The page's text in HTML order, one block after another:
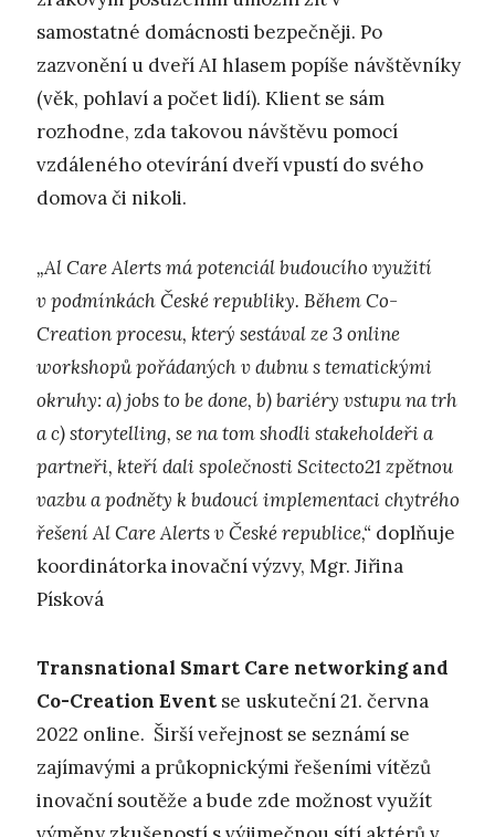
samostatné domácnosti bezpečněji. Po
zazvonění u dveří AI hlasem popíše návštěvníky
(věk, pohlaví a počet lidí). Klient se sám
rozhodne, zda takovou návštěvu pomocí
vzdáleného otevírání dveří vpustí do svého
domova či nikoli.
„Al Care Alerts má potenciál budoucího využití
v podmínkách České republiky. Během Co-
Creation procesu, který sestával ze 3 online
workshopů pořádaných v dubnu s tematickými
okruhy: a) jobs to be done, b) bariéry vstupu na trh
a c) storytelling, se na tom shodli stakeholdeři a
partneři, kteří dali společnosti Scitecto21 zpětnou
vazbu a podněty k budoucí implementaci chytrého
řešení Al Care Alerts v České republice,“ doplňuje
koordinátorka inovační výzvy, Mgr. Jiřina
Písková
Transnational Smart Care networking and
Co-Creation Event se uskuteční 21. června
2022 online. Širší veřejnost se seznámí se
zajímavými a průkopnickými řešeními vítězů
inovační soutěže a bude zde možnost využít